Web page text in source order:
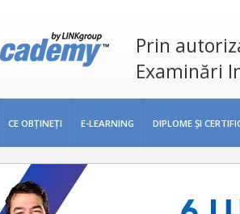
Prin
Examinări
CE OBŢINEŢI E-LEARNING DIPLOME ŞI